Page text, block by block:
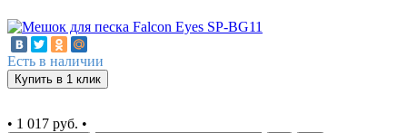
Есть в наличии
Купить в 1 клик
• 1 017 руб. •